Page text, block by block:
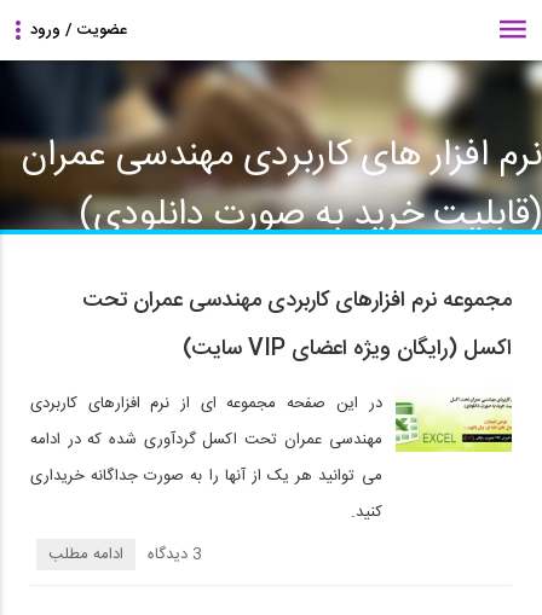
نرم افزار های کاربردی مهندسی عمران
(قابلیت خرید به صورت دانلودی)
مجموعه نرم افزارهای کاربردی مهندسی عمران تحت
اکسل (رایگان ویژه اعضای VIP سایت)
در این صفحه مجموعه ای از نرم افزارهای کاربردی
مهندسی عمران تحت اکسل گردآوری شده که در ادامه
می توانید هر یک از آنها را به صورت جداگانه خریداری
کنید.
ادامه مطلب
3 دیدگاه‌